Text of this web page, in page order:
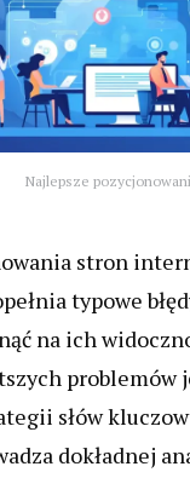
Najlepsze
stron
typowe
na ich
problemów
słów
dokładnej